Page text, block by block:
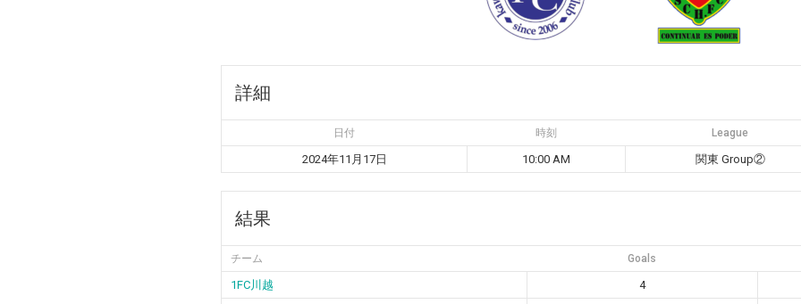
詳細
日付 時刻 League
2024年11月17日 10:00 AM 関東 Group②
結果
チーム Goals
1FC川越
4